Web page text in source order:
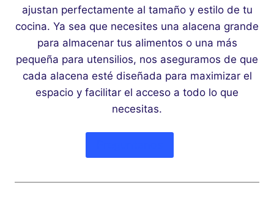
ajustan perfectamente al tamaño y estilo de tu
cocina. Ya sea que necesites una alacena grande
para almacenar tus alimentos o una más
pequeña para utensilios, nos aseguramos de que
cada alacena esté diseñada para maximizar el
espacio y facilitar el acceso a todo lo que
necesitas.